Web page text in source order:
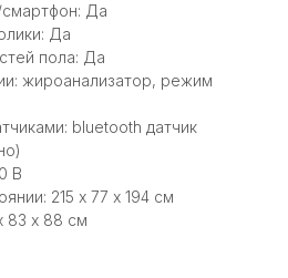
Да
Да
пола: Да
жироанализатор, режим
bluetooth датчик
В
215 х 77 x 194 см
83 x 88 см